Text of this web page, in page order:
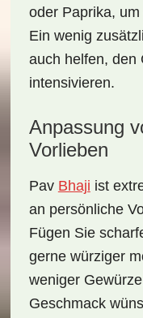
oder Paprika, um
Ein wenig
auch helfen, den
intensivieren.
Anpassung
Vorlieben
Pav Bhaji ist
an persönliche
Fügen Sie
gerne würziger
weniger
Geschmack